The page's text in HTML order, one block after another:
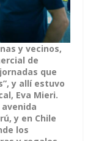
y vecinos,
de
que
y allí estuvo
Eva Mieri.
y en Chile
los